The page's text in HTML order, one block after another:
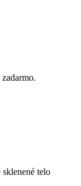
zadarmo.
telo